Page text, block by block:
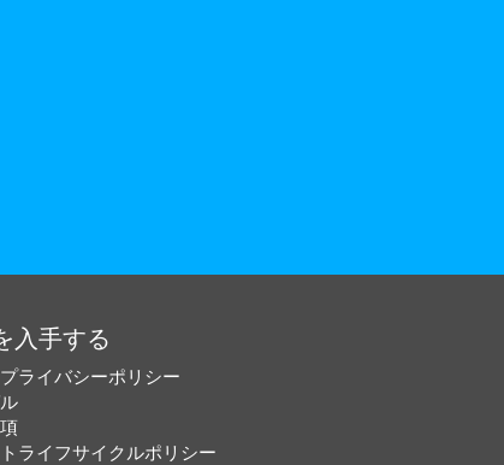
入手する
ライバシーポリシー
ライフサイクルポリシー